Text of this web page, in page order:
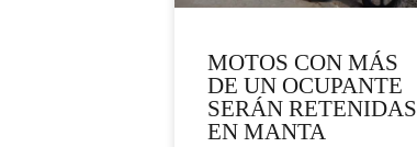
MOTOS CON MÁS
DE UN OCUPANTE
SERÁN RETENIDAS
EN MANTA